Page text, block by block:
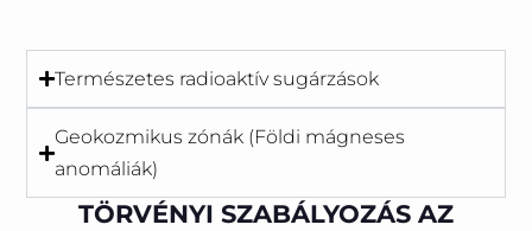
Természetes radioaktív sugárzások
Geokozmikus zónák (Földi mágneses
anomáliák)
TÖRVÉNYI SZABÁLYOZÁS AZ